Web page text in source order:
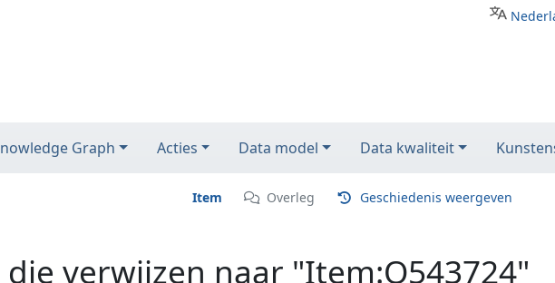
Graph Acties Data model Data kwaliteit
Item Overleg Geschiedenis weergeven
die verwijzen naar "Item:Q543724"